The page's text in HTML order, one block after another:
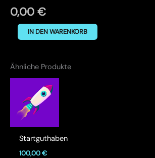
0,00 €
IN DEN WARENKORB Alternative:
Ähnliche Produkte
Startguthaben
100,00€